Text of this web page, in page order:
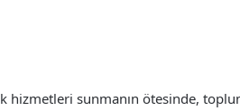
sunmanın ötesinde,